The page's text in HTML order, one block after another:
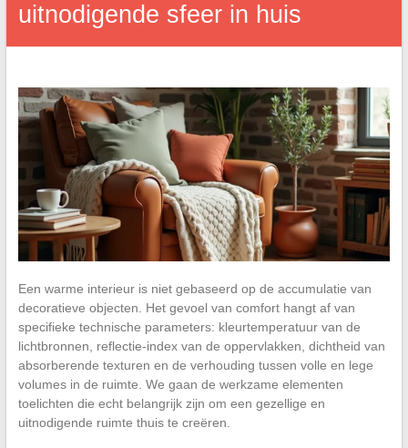
uitnodigende sfeer in huis
Een warme interieur is niet gebaseerd op de accumulatie van
decoratieve objecten. Het gevoel van comfort hangt af van
specifieke technische parameters: kleurtemperatuur van de
lichtbronnen, reflectie-index van de oppervlakken, dichtheid van
absorberende texturen en de verhouding tussen volle en lege
volumes in de ruimte. We gaan de werkzame elementen
toelichten die echt belangrijk zijn om een gezellige en
uitnodigende ruimte thuis te creëren.